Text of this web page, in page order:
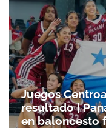
Juegos
resultado |
en baloncesto